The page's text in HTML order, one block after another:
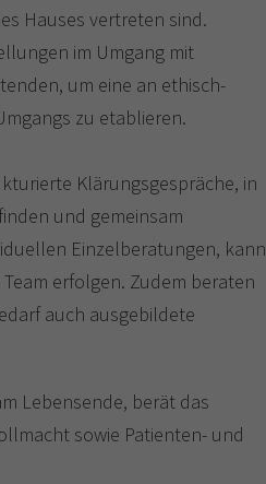
Hauses vertreten sind.
im Umgang mit
um eine an ethisch-
zu etablieren.
Klärungsgespräche, in
und gemeinsam
Einzelberatungen, kann
erfolgen. Zudem beraten
auch ausgebildete
Lebensende, berät das
sowie Patienten- und